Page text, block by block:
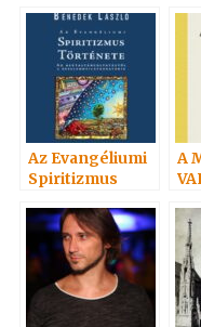
Az Evangéliumi
Spiritizmus
A